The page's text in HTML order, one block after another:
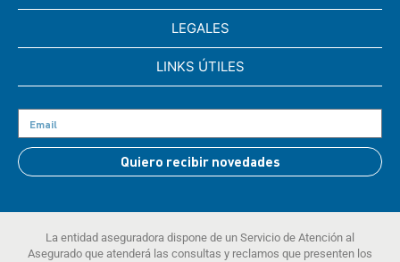
LEGALES
LINKS ÚTILES
Quiero recibir novedades
La entidad aseguradora dispone de un Servicio de Atención al
Asegurado que atenderá las consultas y reclamos que presenten los